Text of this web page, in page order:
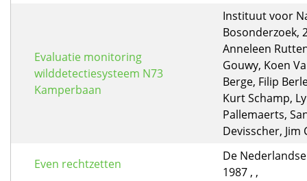
Evaluatie monitoring
wilddetectiesysteem N73
Kamperbaan
Instituut voor
Bosonderzoek,
Anneleen
Gouwy, Koen
Berge, Filip
Kurt Schamp,
Pallemaerts,
Devisscher, Jim
Even rechtzetten
De
1987 , ,